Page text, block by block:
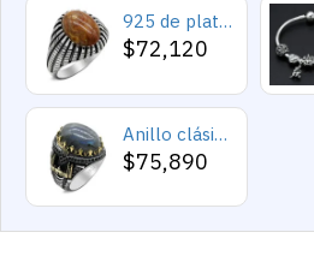
925 de plata esterlina Simple personalidad Natural de ágata loco de piedra de los hombres y las mujeres anillos de tendencia Retro turco de los hombres anillos de boda
$72,120
Anillo clásico de plata 925 para hombre con castillo de labradorita Natural, anillo de compromiso Retro Punk auspicioso de Turquía Constantinople
$75,890